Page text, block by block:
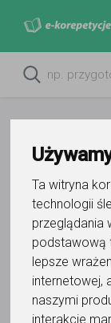
Ta witryna
technologii
przeglądania
podstawową
lepsze
internetowej,
naszymi
interakcje
Do
Oznacz